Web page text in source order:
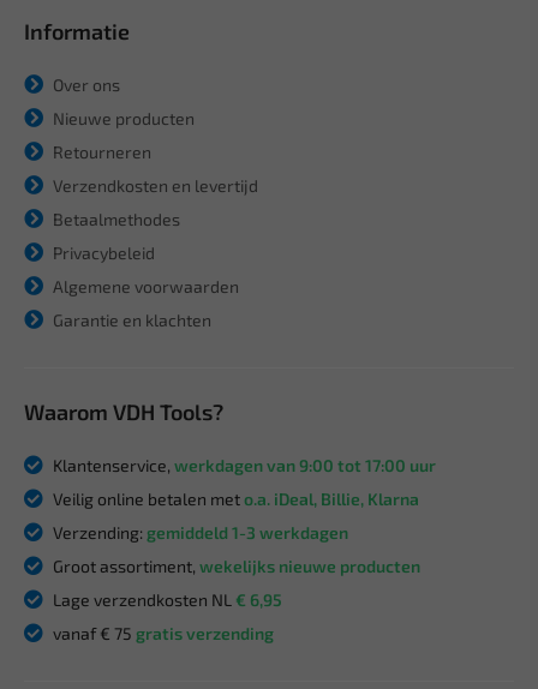
Informatie
Over ons
Nieuwe producten
Retourneren
Verzendkosten en levertijd
Betaalmethodes
Privacybeleid
Algemene voorwaarden
Garantie en klachten
Waarom VDH Tools?
Klantenservice, werkdagen van 9:00 tot 17:00 uur
Veilig online betalen meto.a. iDeal, Billie, Klarna
Verzending: gemiddeld 1-3 werkdagen
Groot assortiment, wekelijks nieuwe producten
Lage verzendkosten NL € 6,95
vanaf € 75 gratis verzending